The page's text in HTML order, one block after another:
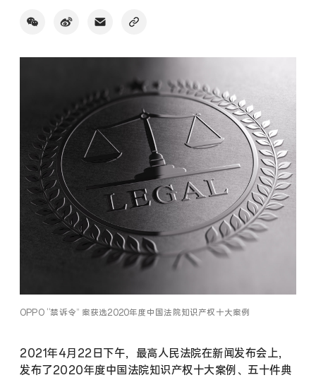
OPPO “禁诉令” 案获选2020年度中国法院知识产权十大案例
2021年4月22日下午，最高人民法院在新闻发布会上，
发布了2020年度中国法院知识产权十大案例、五十件典